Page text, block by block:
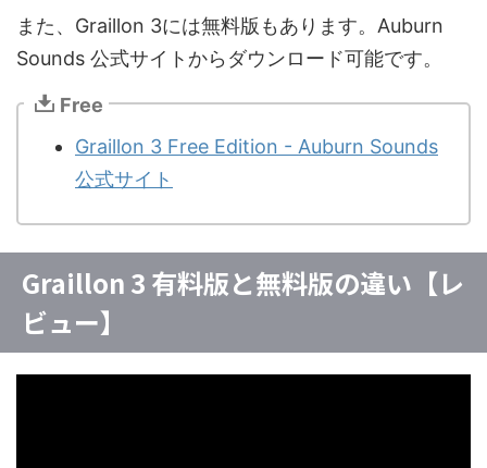
また、Graillon 3には無料版もあります。Auburn
Sounds 公式サイトからダウンロード可能です。
Free
Graillon 3 Free Edition - Auburn Sounds
公式サイト
Graillon 3 有料版と無料版の違い【レ
ビュー】